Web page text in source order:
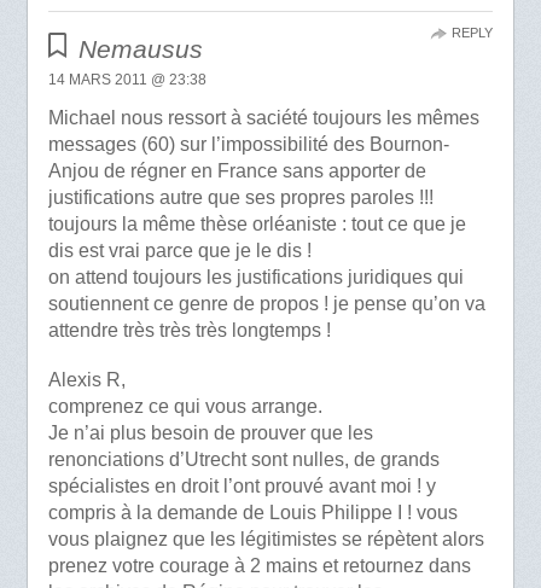
Nemausus
14 MARS 2011 @ 23:38
Michael nous ressort à saciété toujours les mêmes
messages (60) sur l’impossibilité des Bournon-
Anjou de régner en France sans apporter de
justifications autre que ses propres paroles !!!
toujours la même thèse orléaniste : tout ce que je
dis est vrai parce que je le dis !
on attend toujours les justifications juridiques qui
soutiennent ce genre de propos ! je pense qu’on va
attendre très très très longtemps !
Alexis R,
comprenez ce qui vous arrange.
Je n’ai plus besoin de prouver que les
renonciations d’Utrecht sont nulles, de grands
spécialistes en droit l’ont prouvé avant moi ! y
compris à la demande de Louis Philippe I ! vous
vous plaignez que les légitimistes se répètent alors
prenez votre courage à 2 mains et retournez dans
REPLY